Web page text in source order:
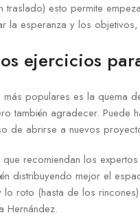
traslado) esto permite
la esperanza y los
ejercicios
populares es la quema
también agradecer. Puede
de abrirse a nuevos
recomiendan los
distribuyendo mejor el
lo roto (hasta de los
Hernández.